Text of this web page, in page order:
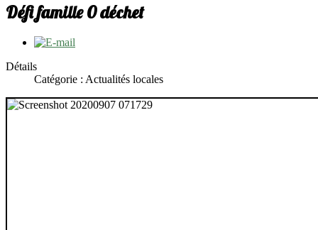
Défi famille 0 déchet
Détails
Catégorie : Actualités locales